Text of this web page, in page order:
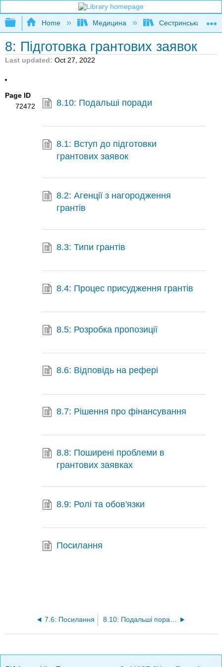
Expand/collapse global hierarchy
Home Медицина Сестринська
8: Підготовка грантових заявок
Last updated Oct 27, 2022
Page ID
72472
8.10: Подальші поради
8.1: Вступ до підготовки
грантових заявок
8.2: Агенції з нагородження
грантів
8.3: Типи грантів
8.4: Процес присудження грантів
8.5: Розробка пропозиції
8.6: Відповідь на рефері
8.7: Рішення про фінансування
8.8: Поширені проблеми в
грантових заявках
8.9: Ролі та обов'язки
Посилання
7.6: Посилання 8.10: Подальші поради